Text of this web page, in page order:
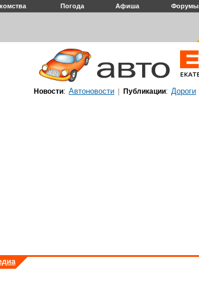
Погода Афиша Форумы
Новости: Автоновости Публикации: Дороги